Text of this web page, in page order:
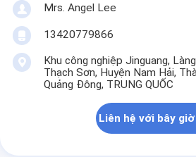
Mrs. Angel Lee
13420779866
Khu công nghiệp Jinguang,
Thạch Sơn, Huyện Nam Hải,
Quảng Đông, TRUNG QUỐC
Liên hệ với bây giờ